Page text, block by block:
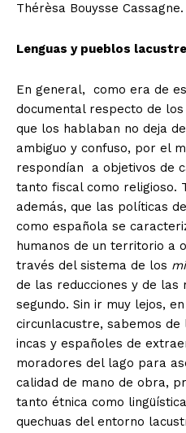
Thérèsa Bouysse Cassagne.
Lenguas y pueblos
En general, como era de
documental respecto de
que los hablaban no deja
ambiguo y confuso, por el
respondían a objetivos de
tanto fiscal como religioso.
además, que las políticas
como española se
humanos de un territorio a
través del sistema de los
de las reducciones y de las
segundo. Sin ir muy lejos,
circunlacustre, sabemos
incas y españoles de
moradores del lago para
calidad de mano de obra,
tanto étnica como
quechuas del entorno